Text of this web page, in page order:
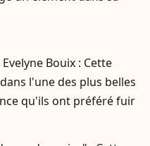
Bouix : Cette
l'une des plus belles
qu'ils ont préféré fuir